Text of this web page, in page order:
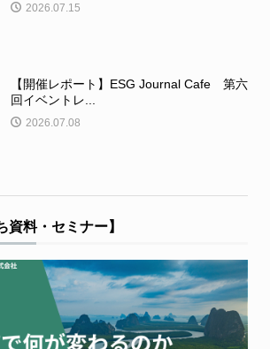
2026.07.15
【開催レポート】ESG Journal Cafe 第六
回イベントレ...
2026.07.08
資料・セミナー】